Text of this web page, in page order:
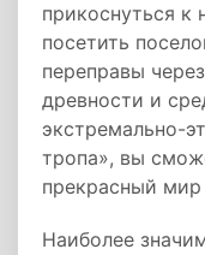
прикоснуться к
посетить
переправы
древности и
экстремально-
тропа», вы
прекрасный
Наиболее